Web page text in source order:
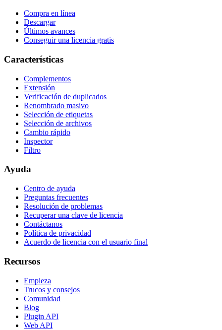
Compra en línea
Descargar
Últimos avances
Conseguir una licencia gratis
Características
Complementos
Extensión
Verificación de duplicados
Renombrado masivo
Selección de etiquetas
Selección de archivos
Cambio rápido
Inspector
Filtro
Ayuda
Centro de ayuda
Preguntas frecuentes
Resolución de problemas
Recuperar una clave de licencia
Contáctanos
Política de privacidad
Acuerdo de licencia con el usuario final
Recursos
Empieza
Trucos y consejos
Comunidad
Blog
Plugin API
Web API